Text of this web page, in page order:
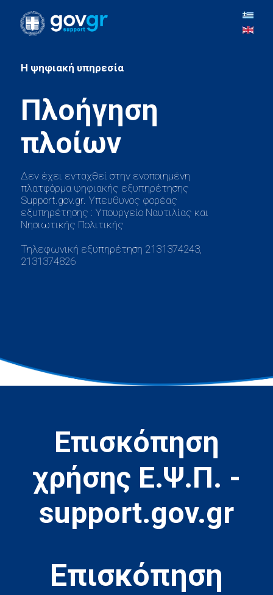
H ψηφιακή υπηρεσία
Πλοήγηση
Δεν έχει ενταχθεί στην ενοποιημένη
πλατφόρμα ψηφιακής εξυπηρέτησης
Support.gov.gr. Υπευθυνος φορέας
εξυπηρέτησης : Υπουργείο Ναυτιλίας και
Νησιωτικής Πολιτικής
Τηλεφωνική εξυπηρέτηση 2131374243,
2131374826
Επισκόπηση
χρήσης Ε.Ψ.Π. -
support.gov.gr
Eπισκόπηση